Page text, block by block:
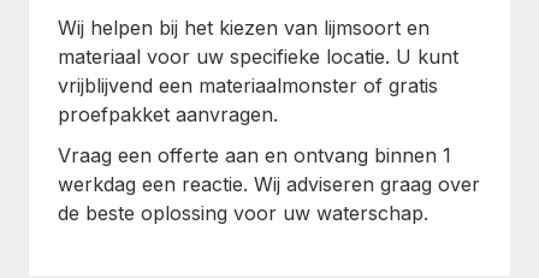
Wij helpen bij het kiezen van lijmsoort en
materiaal voor uw specifieke locatie. U kunt
vrijblijvend een materiaalmonster of gratis
proefpakket aanvragen.
Vraag een offerte aan en ontvang binnen 1
werkdag een reactie. Wij adviseren graag over
de beste oplossing voor uw waterschap.